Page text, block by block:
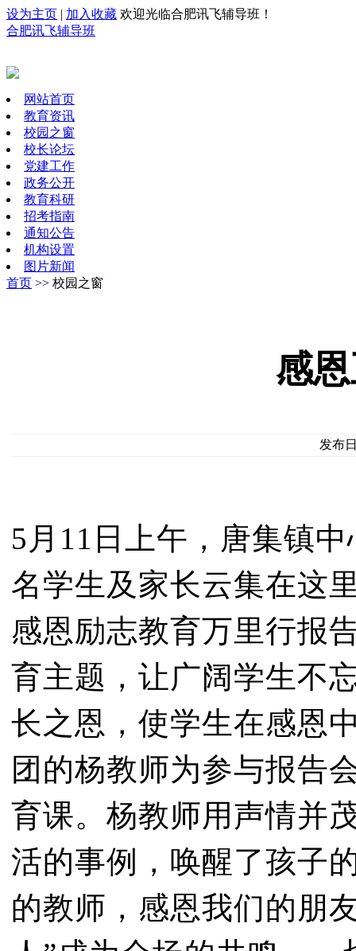
设为主页 | 加入收藏 欢迎光临合肥讯飞辅导班！
合肥讯飞辅导班
网站首页
教育资讯
校园之窗
校长论坛
党建工作
政务公开
教育科研
招考指南
通知公告
机构设置
图片新闻
首页 >> 校园之窗
感
发布
5月11日上午，唐集镇
名学生及家长云集在这
感恩励志教育万里行报
育主题，让广阔学生不
长之恩，使学生在感恩
团的杨教师为参与报告
育课。杨教师用声情并
活的事例，唤醒了孩子
的教师，感恩我们的朋